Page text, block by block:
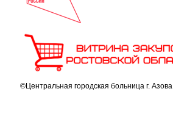
©Центральная городская больница г. Азова